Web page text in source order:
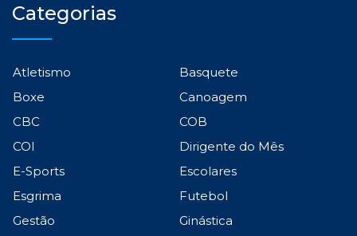
Categorias
Atletismo
Basquete
Boxe
Canoagem
CBC
COB
COI
Dirigente do Mês
E-Sports
Escolares
Esgrima
Futebol
Gestão
Ginástica